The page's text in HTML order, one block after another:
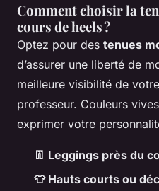
Comment choisir la
cours de heels ?
Optez pour des tenues
d’assurer une liberté de
meilleure visibilité de
professeur. Couleurs
exprimer votre
👖 Leggings près du
👕 Hauts courts ou